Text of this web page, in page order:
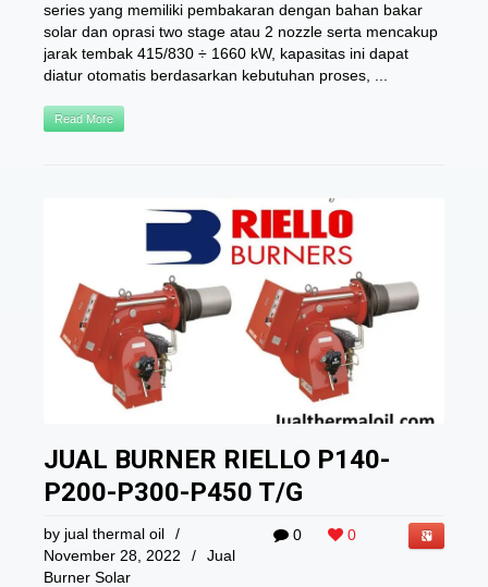
series yang memiliki pembakaran dengan bahan bakar
solar dan oprasi two stage atau 2 nozzle serta mencakup
jarak tembak 415/830 ÷ 1660 kW, kapasitas ini dapat
diatur otomatis berdasarkan kebutuhan proses, ...
Read More
JUAL BURNER RIELLO P140-
P200-P300-P450 T/G
0 0
by jual thermal oil
/
November 28, 2022
/
Jual
Burner Solar